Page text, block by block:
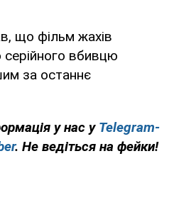
що фільм жахів
вбивцю
за останнє
у нас у Telegram-
. Не ведіться на фейки!